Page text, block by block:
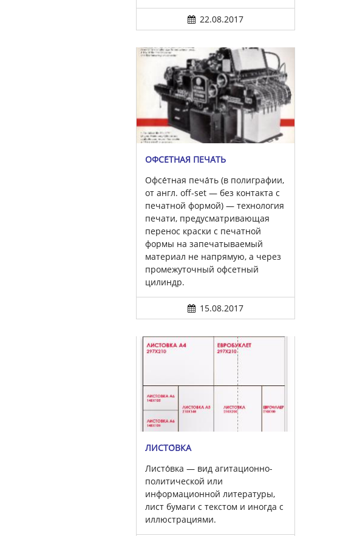
22.08.2017
ОФСЕ́ТНАЯ ПЕЧА́ТЬ
Офсе́тная печа́ть (в полиграфии,
от англ. off-set — без контакта с
печатной формой) — технология
печати, предусматривающая
перенос краски с печатной
формы на запечатываемый
материал не напрямую, а через
промежуточный офсетный
цилиндр.
15.08.2017
ЛИСТО́ВКА
Листо́вка — вид агитационно-
политической или
информационной литературы,
лист бумаги с текстом и иногда с
иллюстрациями.